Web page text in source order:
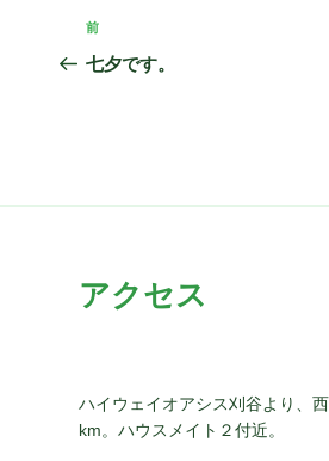
投
稿
シ
ョ
前
の
前
七夕です。
アクセス
ハイウェイオアシス刈谷より、
km。ハウスメイト２付近。